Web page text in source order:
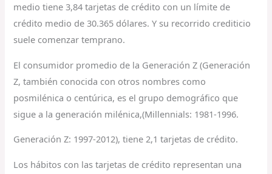
medio tiene 3,84 tarjetas de crédito con un límite de
crédito medio de 30.365 dólares. Y su recorrido crediticio
suele comenzar temprano.
El consumidor promedio de la Generación Z (Generación
Z, también conocida con otros nombres como
posmilénica o centúrica, es el grupo demográfico que
sigue a la generación milénica,(Millennials: 1981-1996.
Generación Z: 1997-2012), tiene 2,1 tarjetas de crédito.
Los hábitos con las tarjetas de crédito representan una